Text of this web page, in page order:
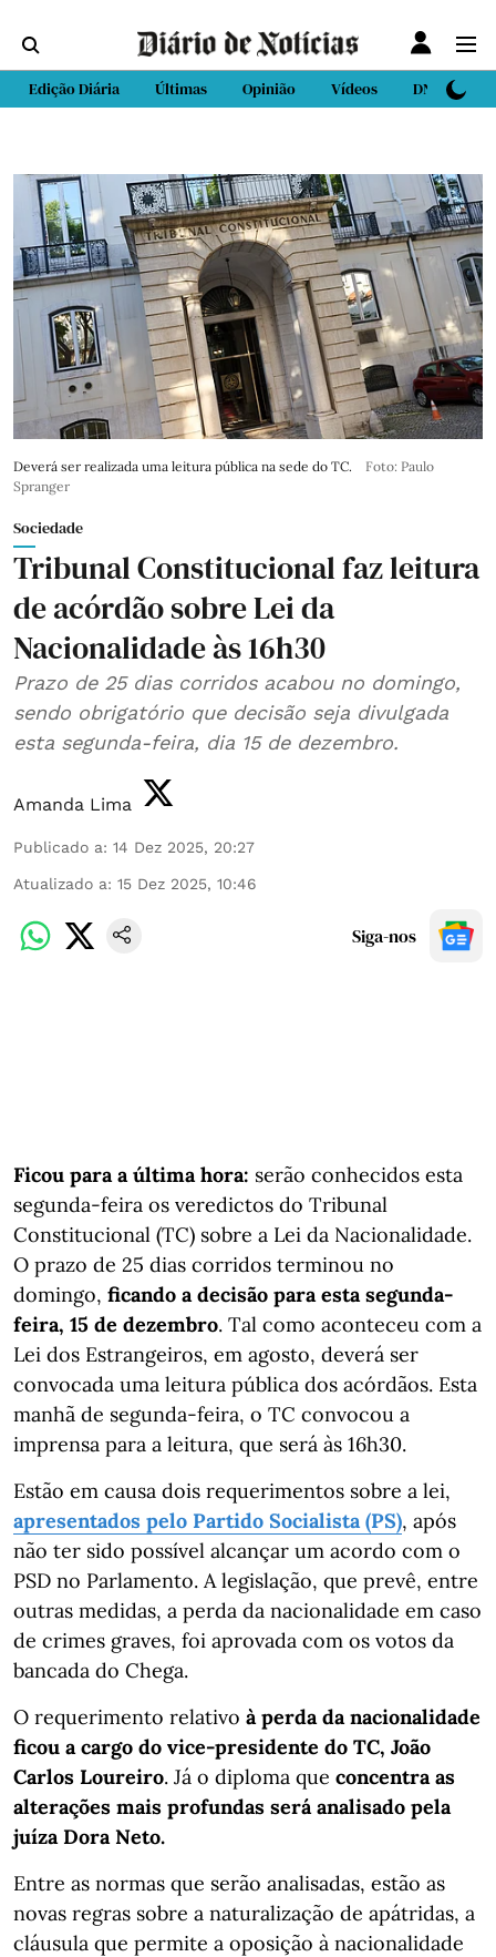
Edição Diária Últimas Opinião Vídeos DN Sport
Deverá ser realizada uma leitura pública na sede do TC.
Foto: Paulo
Spranger
Sociedade
Tribunal Constitucional faz leitura
de acórdão sobre Lei da
Nacionalidade às 16h30
Prazo de 25 dias corridos acabou no domingo,
sendo obrigatório que decisão seja divulgada
esta segunda-feira, dia 15 de dezembro.
Amanda Lima
Publicado a: 14 Dez 2025, 20:27
Atualizado a: 15 Dez 2025, 10:46
Siga-nos
Ficou para a última hora: serão conhecidos esta
segunda-feira os veredictos do Tribunal
Constitucional (TC) sobre a Lei da Nacionalidade.
O prazo de 25 dias corridos terminou no
domingo, ficando a decisão para esta segunda-
feira, 15 de dezembro. Tal como aconteceu com a
Lei dos Estrangeiros, em agosto, deverá ser
convocada uma leitura pública dos acórdãos. Esta
manhã de segunda-feira, o TC convocou a
imprensa para a leitura, que será às 16h30.
Estão em causa dois requerimentos sobre a lei,
apresentados pelo Partido Socialista (PS), após
não ter sido possível alcançar um acordo com o
PSD no Parlamento. A legislação, que prevê, entre
outras medidas, a perda da nacionalidade em caso
de crimes graves, foi aprovada com os votos da
bancada do Chega.
O requerimento relativo à perda da nacionalidade
ficou a cargo do vice-presidente do TC, João
Carlos Loureiro. Já o diploma que concentra as
alterações mais profundas será analisado pela
juíza Dora Neto.
Entre as normas que serão analisadas, estão as
novas regras sobre a naturalização de apátridas, a
cláusula que permite a oposição à nacionalidade